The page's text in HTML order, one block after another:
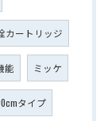
カートリッジ
能 ミッケ
タイプ